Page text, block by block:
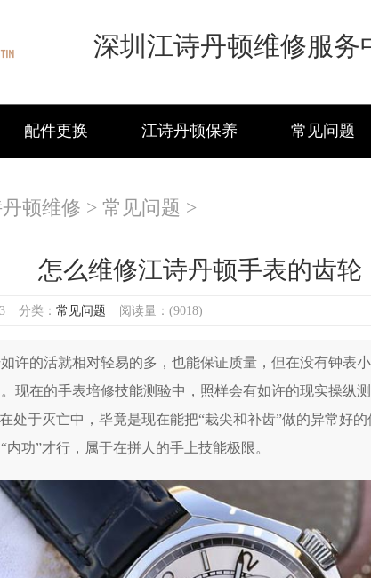
深圳江诗丹顿维修服务
配件更换 江诗丹顿保养 常见问题
顿维修 > 常见问题 >
怎么维修江诗丹顿手表的齿轮
分类： 常见问题 阅读量：(9018)
许的活就相对轻易的多，也能保证质量，但在没有钟表
现在的手表培修技能测验中，照样会有如许的现实操纵
处于灭亡中，毕竟是现在能把“栽尖和补齿”做的异常好
功”才行，属于在拼人的手上技能极限。